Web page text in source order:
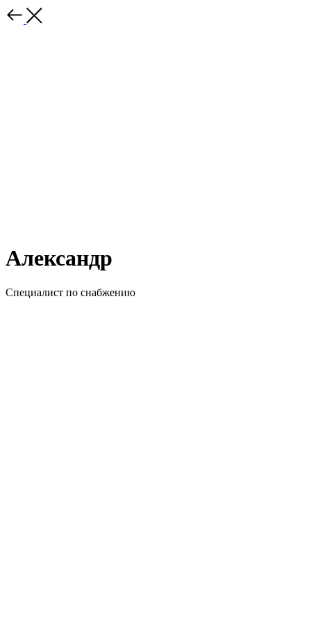
Александр
Специалист по снабжению